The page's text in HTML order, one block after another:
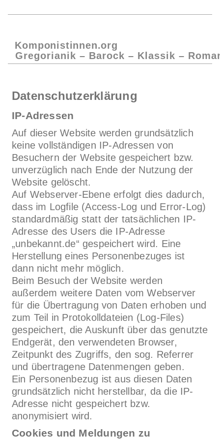
Komponistinnen.org
Gregorianik – Barock – Klassik –
Datenschutzerklärung
IP-Adressen
Auf dieser Website werden grundsätzlich
keine vollständigen IP-Adressen von
Besuchern der Website gespeichert bzw.
unverzüglich nach Ende der Nutzung der
Website gelöscht.
Auf Webserver-Ebene erfolgt dies dadurch,
dass im Logfile (Access-Log und Error-Log)
standardmäßig statt der tatsächlichen IP-
Adresse des Users die IP-Adresse
„unbekannt.de“ gespeichert wird. Eine
Herstellung eines Personenbezuges ist
dann nicht mehr möglich.
Beim Besuch der Website werden
außerdem weitere Daten vom Webserver
für die Übertragung von Daten erhoben und
zum Teil in Protokolldateien (Log-Files)
gespeichert, die Auskunft über das genutzte
Endgerät, den verwendeten Browser,
Zeitpunkt des Zugriffs, den sog. Referrer
und übertragene Datenmengen geben.
Ein Personenbezug ist aus diesen Daten
grundsätzlich nicht herstellbar, da die IP-
Adresse nicht gespeichert bzw.
anonymisiert wird.
Cookies und Meldungen zu